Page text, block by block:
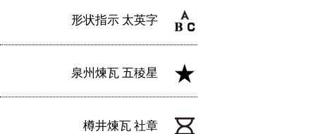
形状指示 太英字
泉州煉瓦 五稜星
樽井煉瓦 社章